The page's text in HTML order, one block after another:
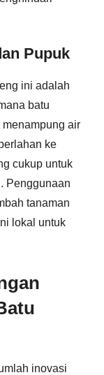
Pupuk
ini adalah
batu
air
ke
cukup untuk
Penggunaan
tanaman
lokal untuk
inovasi